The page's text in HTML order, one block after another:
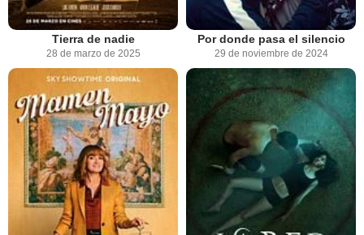
Tierra de nadie
28 de marzo de 2025
Por donde pasa el silencio
29 de noviembre de 2024